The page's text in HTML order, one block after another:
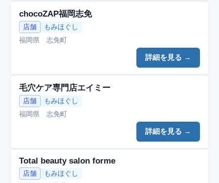
chocoZAP福岡志免
店舗
もみほぐし
福岡県 志免町
詳細を見る →
毛穴ケア専門店エイミー
店舗
もみほぐし
福岡県 志免町
詳細を見る →
Total beauty salon forme
店舗
もみほぐし